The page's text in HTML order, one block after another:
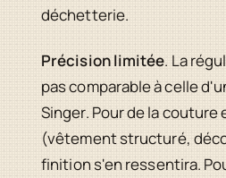
déchetterie.
Précision limitée. La
pas comparable à celle
Singer. Pour de la
(vêtement structuré,
finition s'en ressentira.